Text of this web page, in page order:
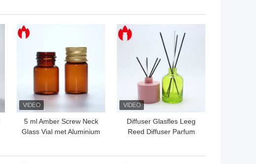
5 ml Amber Screw Neck
Glass Vial met Aluminium
BESTE PRIJS
Diffuser Glasfles Leeg
Reed Diffuser Parfum
BESTE PRIJS